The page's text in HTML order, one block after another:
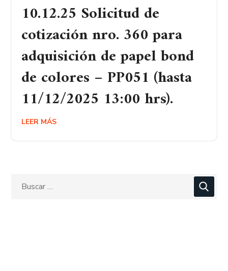
10.12.25 Solicitud de
cotización nro. 360 para
adquisición de papel bond
de colores – PP051 (hasta
11/12/2025 13:00 hrs).
LEER MÁS